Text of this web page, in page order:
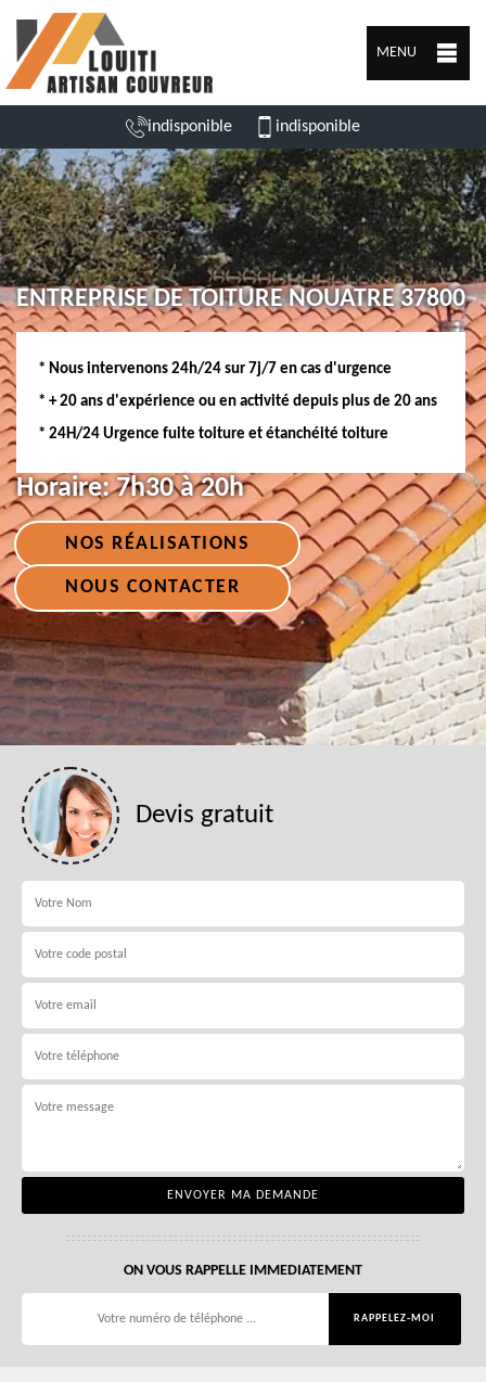
MENU
indisponible indisponible
ENTREPRISE DE TOITURE NOUATRE 37800
* Nous intervenons 24h/24 sur 7j/7 en cas d'urgence
* + 20 ans d'expérience ou en activité depuis plus de 20 ans
* 24H/24 Urgence fuite toiture et étanchéité toiture
Horaire:7h30 à 20h
NOS RÉALISATIONS
NOUS CONTACTER
Devis gratuit
ON VOUS RAPPELLE IMMEDIATEMENT